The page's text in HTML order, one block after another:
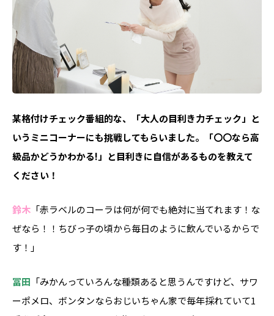
――某格付けチェック番組的な、「大人の目利き力チェック」と
いうミニコーナーにも挑戦してもらいました。「〇〇なら高
級品かどうかわかる!」と目利きに自信があるものを教えて
ください！
鈴木 「赤ラベルのコーラは何が何でも絶対に当てれます！な
ぜなら！！ちびっ子の頃から毎日のように飲んでいるからで
す！」
冨田 「みかんっていろんな種類あると思うんですけど、サワ
ーポメロ、ボンタンならおじいちゃん家で毎年採れていて1